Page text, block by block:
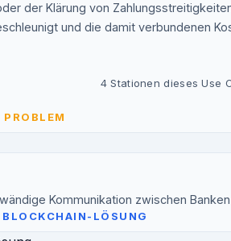
der Klärung von
und die damit verbundenen
4 Stationen dieses Use
Kommunikation zwischen
LÖSUNG